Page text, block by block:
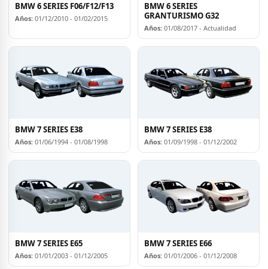
BMW 6 SERIES F06/F12/F13
Años: 01/12/2010 - 01/02/2015
BMW 6 SERIES
GRANTURISMO G32
Años: 01/08/2017 - Actualidad
BMW 7 SERIES E38
Años: 01/06/1994 - 01/08/1998
BMW 7 SERIES E38
Años: 01/09/1998 - 01/12/2002
BMW 7 SERIES E65
Años: 01/01/2003 - 01/12/2005
BMW 7 SERIES E66
Años: 01/01/2006 - 01/12/2008